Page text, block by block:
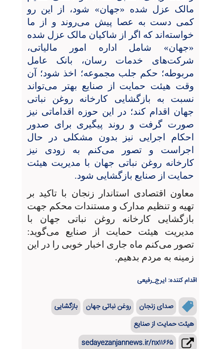
مالک عزل شده «جهان» شود، از این رو
کمی دست به عصا پیش می‌روند و از ما
خواسته‌اند که اگر از شاکیان مالک عزل شده
«جهان» شامل اداره امور مالیاتی،
شرکت‌های خدمات رسان، بانک عامل
مربوطه؛ حکم جلب مجموعه؛ اخذ شود؛ آن
وقت هیئت حمایت از صنایع بهتر می‌تواند
نسبت به بازگشایی کارخانه روغن نباتی
جهان اقدام کند؛ در این حوزه اقداماتی نیز
صورت گرفت و روند پیگیری برای صدور
احکام اجرایی نیز بدون مشکلی در حال
اجراست و تصور می‌کنم به زودی نیز
کارخانه روغن نباتی جهان با مدیریت هیئت
حمایت از صنایع بازگشایی شود.
معاون اقتصادی استاندار زنجان با تاکید بر
تهیه و تنظیم مدارک و مستندات محکم جهت
بازگشایی کارخانه روغن نباتی جهان با
مدیریت هیئت حمایت از صنایع می‌گوید:
تصور می‌کنم ماه جاری اخبار خوبی را در این
زمینه به مردم بدهیم.
اقدام کننده: ایرج_رفیعی
صدای زنجان روغن نباتی جهان
بازگشایی
هیئت حمایت از صنایع
sedayezanjannews.ir/nx۱۱۶۶۵